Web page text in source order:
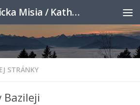
Slovenská Katolícka Misia / Katholische Slowakenmission
STRÁNKY
Bazileji